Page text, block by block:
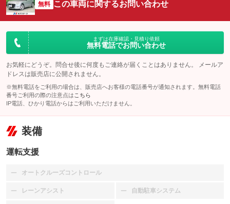
無料 この車両に関するお問い合わせ
まずは在庫確認・見積り依頼
無料電話でお問い合わせ
お気軽にどうぞ。問合せ後に何度もご連絡が届くことはありません。 メールア
ドレスは販売店に公開されません。
※無料電話をご利用の場合は、販売店へお客様の電話番号が通知されます。無料電話
番号ご利用の際の注意点は こちら
IP電話、ひかり電話からはご利用いただけません。
装備
運転支援
オートクルーズコントロール
：装備なし
レーンアシスト
：装備なし 自動駐車システム
：装備なし